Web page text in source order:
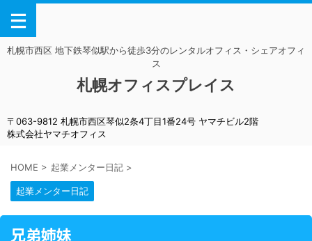
札幌市西区 地下鉄琴似駅から徒歩3分のレンタルオフィス・シェアオフィ
ス
札幌オフィスプレイス
〒063-9812 札幌市西区琴似2条4丁目1番24号 ヤマチビル2階
株式会社ヤマチオフィス
HOME > 起業メンター日記 >
起業メンター日記
兄弟姉妹